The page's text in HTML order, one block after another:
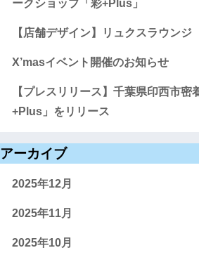
ークショップ「彩+Plus」
【店舗デザイン】リュクスラウンジ
X’masイベント開催のお知らせ
【プレスリリース】千葉県印西市密
+Plus」をリリース
アーカイブ
2025年12月
2025年11月
2025年10月